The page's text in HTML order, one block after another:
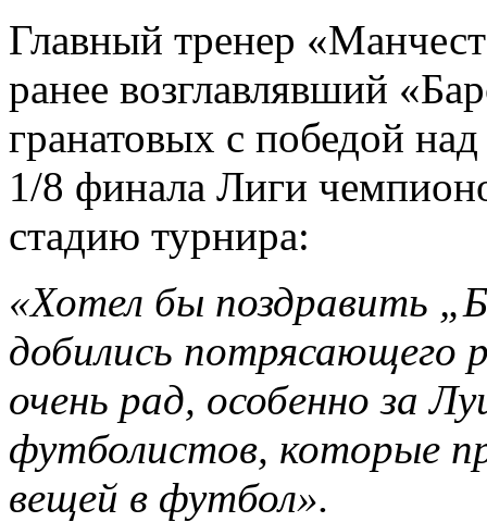
Главный тренер
ранее возглавлявший
гранатовых с победой
1/8 финала Лиги
стадию турнира:
«Хотел бы поздравить
добились потрясающего
очень рад, особенно за
футболистов, которые
вещей в футбол».